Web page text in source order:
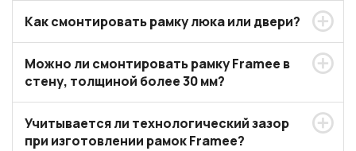
Как смонтировать рамку люка или двери?
Можно ли смонтировать рамку Framee в
стену, толщиной более 30 мм?
Учитывается ли технологический зазор
при изготовлении рамок Framee?